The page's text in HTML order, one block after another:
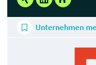
Unternehmen